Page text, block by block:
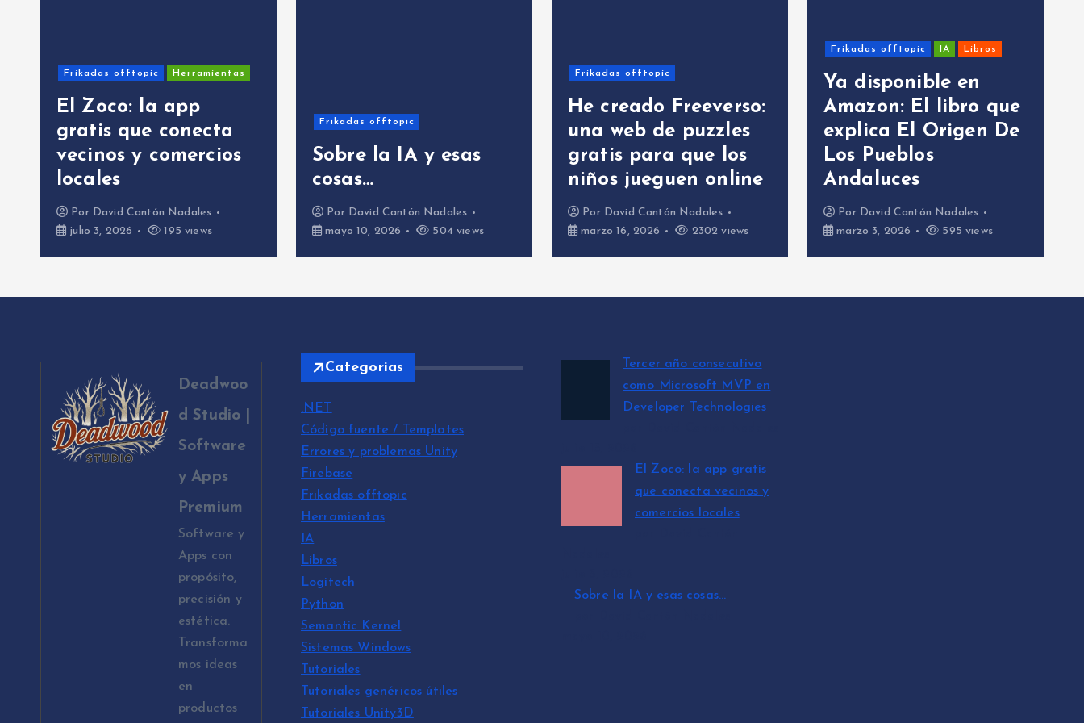
Frikadas offtopic
Sobre la IA y esas
cosas…
PorDavid Cantón Nadales
mayo 10, 2026
504 views
una web de puzzles
gratis para que los
niños jueguen online
PorDavid Cantón Nadales
marzo 16, 2026
2302 views
Ya disponible en
Amazon: El libro que
explica El Origen De
Los Pueblos
Andaluces
PorDavid Cantón Nadales
marzo 3, 2026
595 views
Sistemas Windows
Ejercicio Misión
Imposible en Batch
para ASIR (con Bash
y PowerShell)
PorDavid Cantón Nadales
febrero 26, 2026
648 views
Deadwoo
d Studio |
Software
y Apps
Premium
Software y
Apps con
propósito,
precisión y
estética.
Transforma
mos ideas
en
productos
Categorias
.NET
Código fuente / Templates
Errores y problemas Unity
Firebase
Frikadas offtopic
Herramientas
IA
Libros
Logitech
Python
Semantic Kernel
Sistemas Windows
Tutoriales
Tutoriales genéricos útiles
Tutoriales Unity3D
Tercer año consecutivo
como Microsoft MVP en
Developer Technologies
El Zoco: la app gratis
que conecta vecinos y
comercios locales
Sobre la IA y esas cosas…